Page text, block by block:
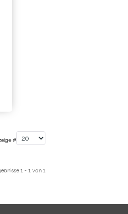
#
1 - 1 von 1